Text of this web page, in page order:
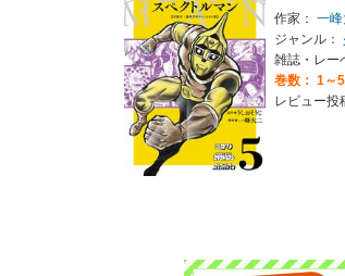
作家： 一
ジャンル：
雑誌・レー
巻数： 1～
レビュー投